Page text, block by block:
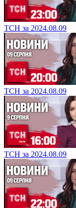
ТСН за 2024.08.09
ТСН за 2024.08.09
ТСН за 2024.08.09